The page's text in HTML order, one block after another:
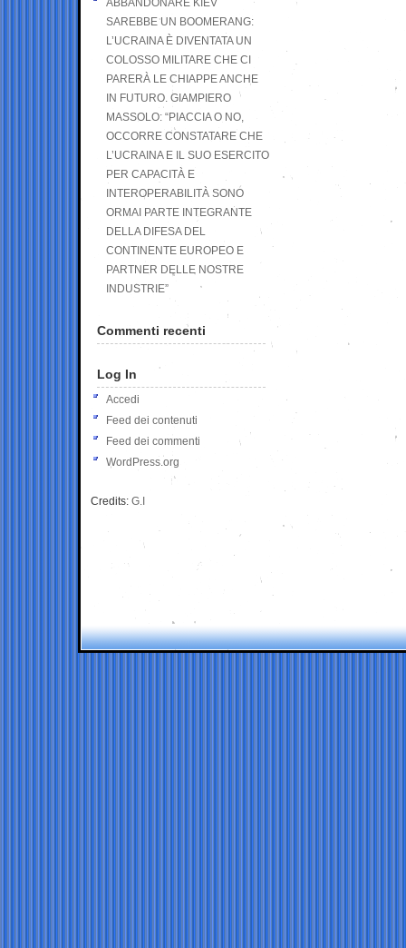
ABBANDONARE KIEV
SAREBBE UN BOOMERANG:
L’UCRAINA È DIVENTATA UN
COLOSSO MILITARE CHE CI
PARERÀ LE CHIAPPE ANCHE
IN FUTURO. GIAMPIERO
MASSOLO: “PIACCIA O NO,
OCCORRE CONSTATARE CHE
L’UCRAINA E IL SUO ESERCITO
PER CAPACITÀ E
INTEROPERABILITÀ SONO
ORMAI PARTE INTEGRANTE
DELLA DIFESA DEL
CONTINENTE EUROPEO E
PARTNER DELLE NOSTRE
INDUSTRIE”
Commenti recenti
Log In
Accedi
Feed dei contenuti
Feed dei commenti
WordPress.org
Credits: G.I